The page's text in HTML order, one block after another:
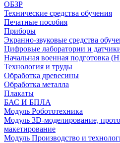
ОБЗР
Технические средства обучения
Печатные пособия
Приборы
Экранно-звуковые средства
Цифровые лаборатории и
Начальная военная подготовка
Технология и труды
Обработка древесины
Обработка металла
Плакаты
БАС И БПЛА
Модуль Робототехника
Модуль 3D-моделирование,
макетирование
Модуль Производство и